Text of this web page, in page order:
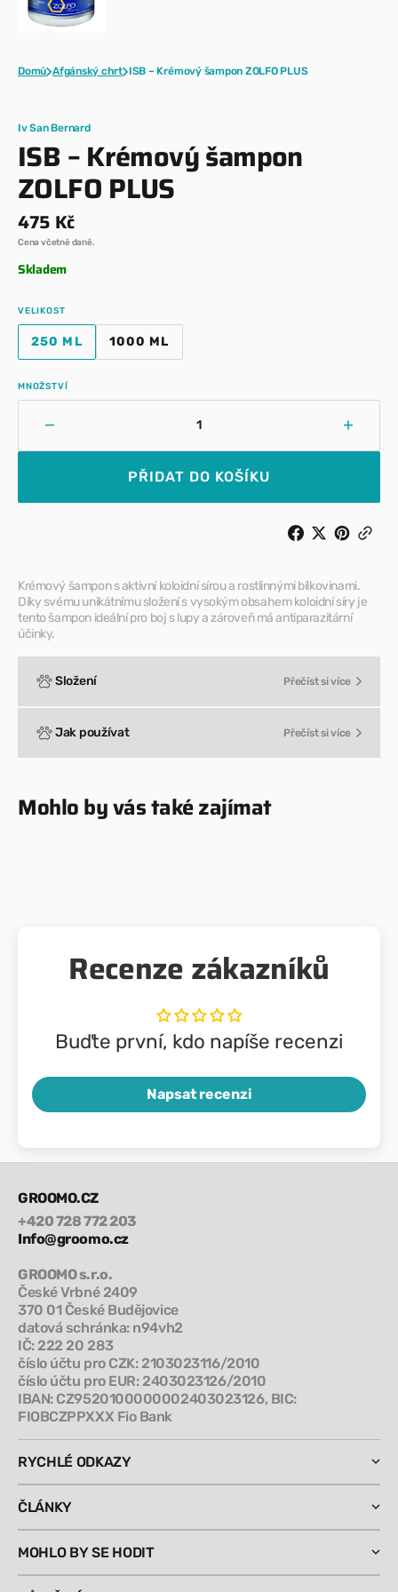
Domů Afgánský chrt ISB – Krémový šampon ZOLFO PLUS
Iv San Bernard
ISB – Krémový šampon
ZOLFO PLUS
Běžná
cena
475 Kč
Cena včetně daně.
Skladem
VELIKOST
250 MLVARIANTA
VYPRODÁNA
NEBO
1000 MLVARIANTA
VYPRODÁNA
MNOŽSTVÍ
množství
–
PLUS
Zvýšit
–
PLUS
PŘIDAT DO KOŠÍKU
Krémový šampon s aktivní koloidní sírou a rostlinnými bílkovinami.
Díky svému unikátnímu složení s vysokým obsahem koloidní síry je
tento šampon ideální pro boj s lupy a zároveň má antiparazitární
účinky.
Složení Přečíst si více
Jak používat Přečíst si více
Mohlo by vás také zajímat
Recenze zákazníků
Buďte první, kdo napíše recenzi
Napsat recenzi
GROOMO.CZ
+420 728 772 203
Info@groomo.cz
GROOMO s.r.o.
České Vrbné 2409
370 01 České Budějovice
datová schránka: n94vh2
IČ: 222 20 283
číslo účtu pro CZK: 2103023116/2010
číslo účtu pro EUR: 2403023126/2010
IBAN: CZ9520100000002403023126, BIC:
FIOBCZPPXXX Fio Bank
RYCHLÉ ODKAZY
ČLÁNKY
MOHLO BY SE HODIT